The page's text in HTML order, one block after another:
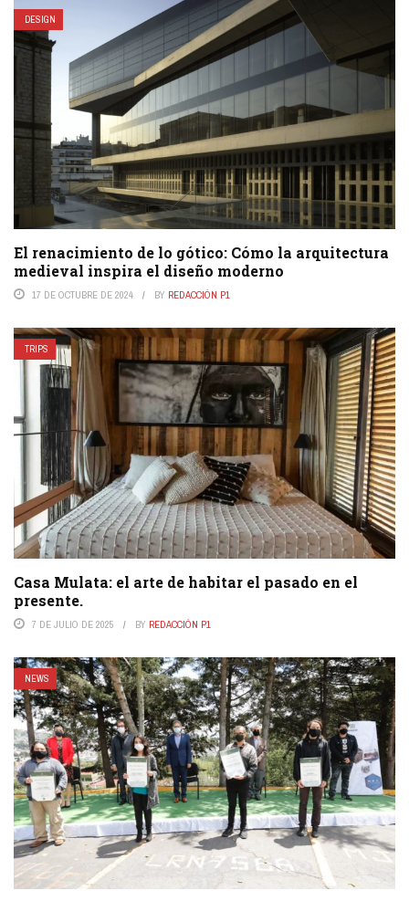
DESIGN
El renacimiento de lo gótico: Cómo la arquitectura
medieval inspira el diseño moderno
17 DE OCTUBRE DE 2024 BY REDACCIÓN P1
TRIPS
Casa Mulata: el arte de habitar el pasado en el
presente.
7 DE JULIO DE 2025 BY REDACCIÓN P1
NEWS